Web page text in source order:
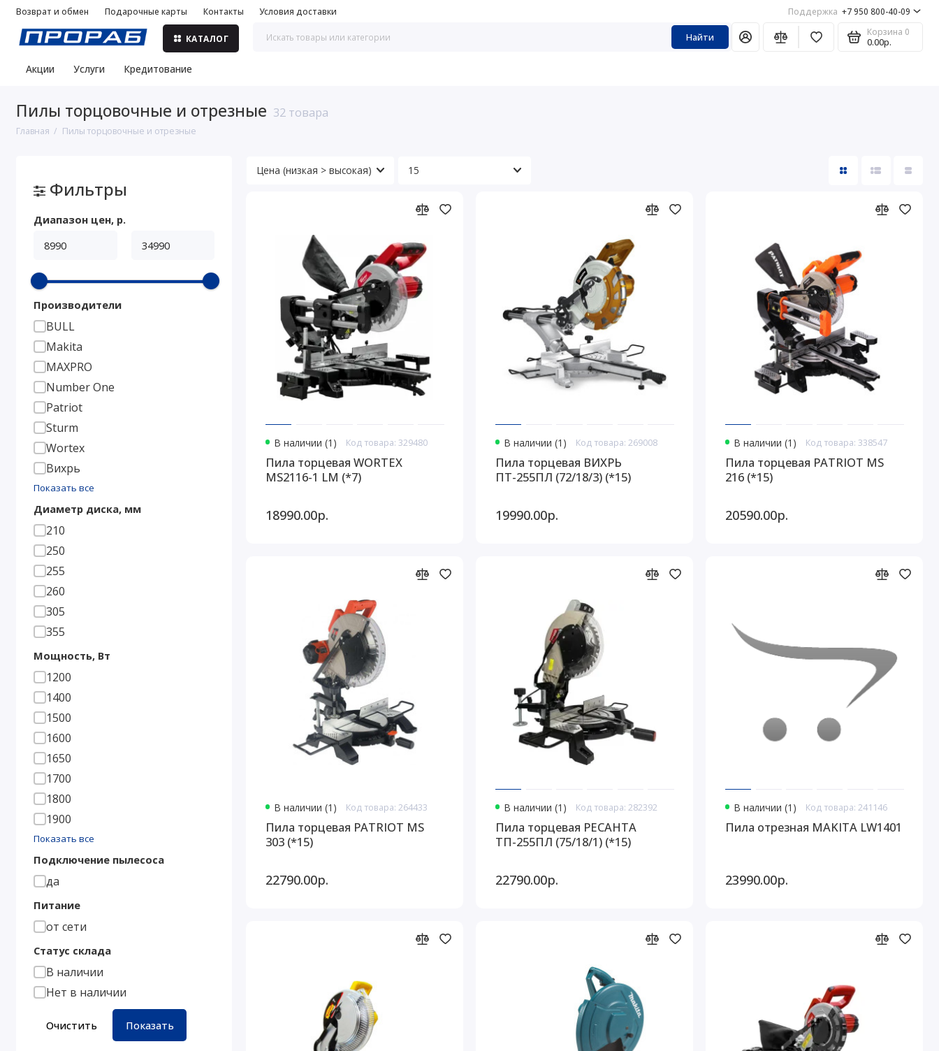
Возврат и обмен Подарочные карты Контакты Условия доставки Поддержка +7 950 800-40-09
КАТАЛОГ Найти Корзина 0
0.00р.
Акции Услуги Кредитование
Пилы торцовочные и отрезные 32 товара
Главная Пилы торцовочные и отрезные
Фильтры
Диапазон цен, р.
Производители
BULL
Makita
MAXPRO
Number One
Patriot
Sturm
Wortex
Вихрь
Показать все
Диаметр диска, мм
210
250
255
260
305
355
Мощность, Вт
1200
1400
1500
1600
1650
1700
1800
1900
Показать все
Подключение пылесоса
да
Питание
от сети
Статус склада
В наличии
Нет в наличии
Очистить Показать
В наличии (1) Код товара: 329480
Пила торцевая WORTEX
MS2116-1 LM (*7)
18990.00р.
В наличии (1) Код товара: 269008
Пила торцевая ВИХРЬ
ПТ-255ПЛ (72/18/3) (*15)
19990.00р.
В наличии (1) Код товара: 338547
Пила торцевая PATRIOT MS
216 (*15)
20590.00р.
В наличии (1) Код товара: 264433
Пила торцевая PATRIOT MS
303 (*15)
22790.00р.
В наличии (1) Код товара: 282392
Пила торцевая РЕСАНТА
ТП-255ПЛ (75/18/1) (*15)
22790.00р.
В наличии (1) Код товара: 241146
Пила отрезная MAKITA LW1401
23990.00р.